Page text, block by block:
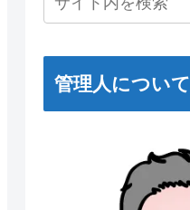
管理人について